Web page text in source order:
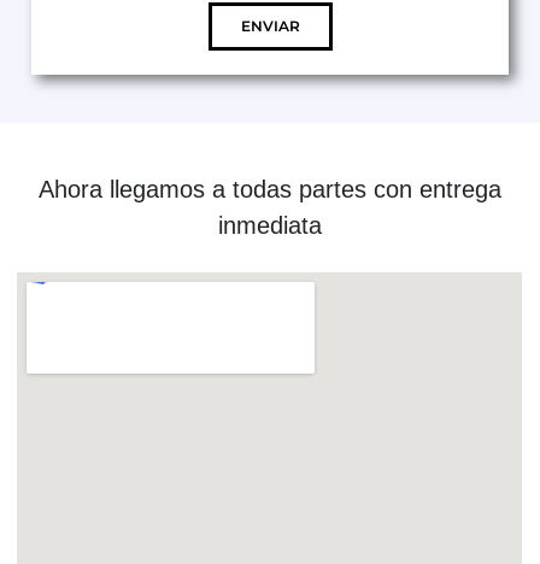
ENVIAR
Ahora llegamos a todas partes con entrega
inmediata